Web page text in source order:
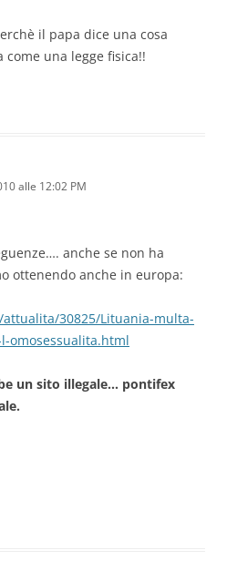
il papa dice una cosa
una legge fisica!!
alle 12:02 PM
anche se non ha
ottenendo anche in europa:
30825/Lituania-multa-
omosessualita.html
un sito illegale… pontifex